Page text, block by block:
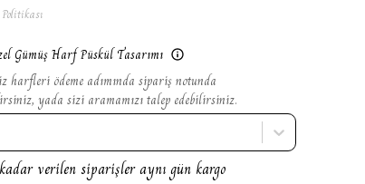
Gümüş Harf Püskül Tasarımı
harfleri ödeme adımında sipariş notunda
yada sizi aramamızı talep edebilirsiniz.
verilen siparişler aynı gün kargo